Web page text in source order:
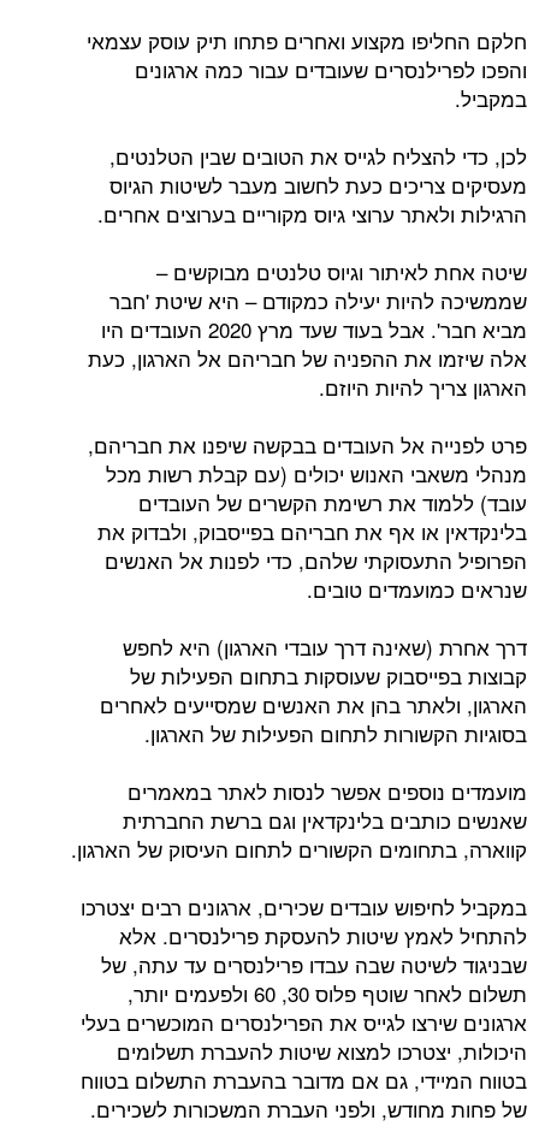
חלקם החליפו מקצוע ואחרים פתחו תיק עוסק עצמאי
והפכו לפרילנסרים שעובדים עבור כמה ארגונים
במקביל.
לכן, כדי להצליח לגייס את הטובים שבין הטלנטים,
מעסיקים צריכים כעת לחשוב מעבר לשיטות הגיוס
הרגילות ולאתר ערוצי גיוס מקוריים בערוצים אחרים.
שיטה אחת לאיתור וגיוס טלנטים מבוקשים –
שממשיכה להיות יעילה כמקודם – היא שיטת 'חבר
מביא חבר'. אבל בעוד שעד מרץ 2020 העובדים היו
אלה שיזמו את ההפניה של חבריהם אל הארגון, כעת
הארגון צריך להיות היוזם.
פרט לפנייה אל העובדים בבקשה שיפנו את חבריהם,
מנהלי משאבי האנוש יכולים (עם קבלת רשות מכל
עובד) ללמוד את רשימת הקשרים של העובדים
בלינקדאין או אף את חבריהם בפייסבוק, ולבדוק את
הפרופיל התעסוקתי שלהם, כדי לפנות אל האנשים
שנראים כמועמדים טובים.
דרך אחרת (שאינה דרך עובדי הארגון) היא לחפש
קבוצות בפייסבוק שעוסקות בתחום הפעילות של
הארגון, ולאתר בהן את האנשים שמסייעים לאחרים
בסוגיות הקשורות לתחום הפעילות של הארגון.
מועמדים נוספים אפשר לנסות לאתר במאמרים
שאנשים כותבים בלינקדאין וגם ברשת החברתית
קווארה, בתחומים הקשורים לתחום העיסוק של הארגון.
במקביל לחיפוש עובדים שכירים, ארגונים רבים יצטרכו
להתחיל לאמץ שיטות להעסקת פרילנסרים. אלא
שבניגוד לשיטה שבה עבדו פרילנסרים עד עתה, של
תשלום לאחר שוטף פלוס 30, 60 ולפעמים יותר,
ארגונים שירצו לגייס את הפרילנסרים המוכשרים בעלי
היכולות, יצטרכו למצוא שיטות להעברת תשלומים
בטווח המיידי, גם אם מדובר בהעברת התשלום בטווח
של פחות מחודש, ולפני העברת המשכורות לשכירים.